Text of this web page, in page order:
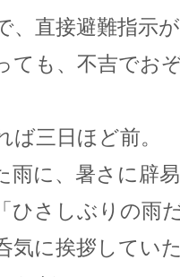
直接避難指示
ても、不吉でお
三日ほど前。
に、暑さに辟
ひさしぶりの雨
気に挨拶してい